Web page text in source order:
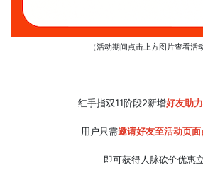
（活动期间点击上方图片查看活
红手指双11阶段2新增好友助
用户只需邀请好友至活动页面
即可获得人脉砍价优惠